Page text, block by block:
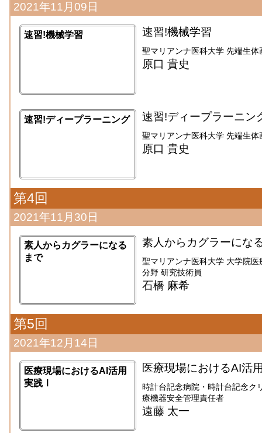
2021年11月09日
速習!機械学習 速習!機械学習
聖マリアンナ医科大学 先端生
原口 貴史
速習!ディープラーニング 速習!ディープラーニン
聖マリアンナ医科大学 先端生
原口 貴史
第4回
2021年11月30日
素人からカグラーになる
まで
素人からカグラーにな
聖マリアンナ医科大学 大学院
分野 研究技術員
石橋 麻希
第5回
2021年12月14日
医療現場におけるAI活用
実践Ⅰ
医療現場におけるAI活
時計台記念病院・時計台記念ク
療機器安全管理責任者
遠藤 太一